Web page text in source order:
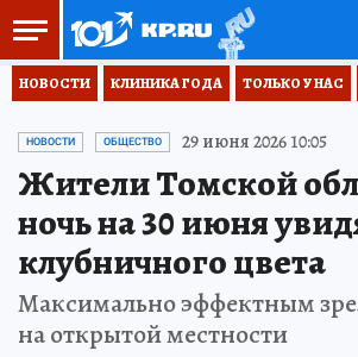
НОВОСТИ КЛИНИКА ГОДА ТОЛЬКО У НАС
НОВОСТИ ОБЩЕСТВО 29 июня 2026 10:05
Жители Томской
ночь на 30 июня
клубничного цвета
Максимально эффектным
на открытой местности